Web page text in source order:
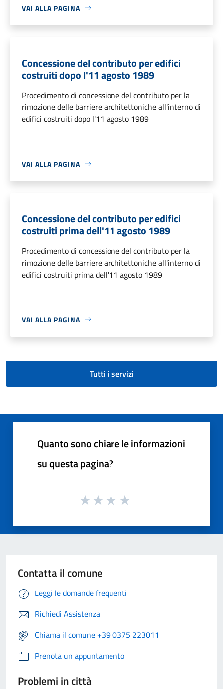
VAI ALLA PAGINA
Concessione del contributo per edifici
costruiti dopo l'11 agosto 1989
Procedimento di concessione del contributo per la
rimozione delle barriere architettoniche all'interno di
edifici costruiti dopo l'11 agosto 1989
VAI ALLA PAGINA
Concessione del contributo per edifici
costruiti prima dell'11 agosto 1989
Procedimento di concessione del contributo per la
rimozione delle barriere architettoniche all'interno di
edifici costruiti prima dell'11 agosto 1989
VAI ALLA PAGINA
Tutti i servizi
Quanto sono chiare le informazioni
su questa pagina?
Contatta il comune
Leggi le domande frequenti
Richiedi Assistenza
Chiama il comune +39 0375 223011
Prenota un appuntamento
Problemi in città